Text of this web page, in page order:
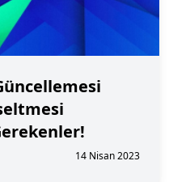
14 Nisan 2023